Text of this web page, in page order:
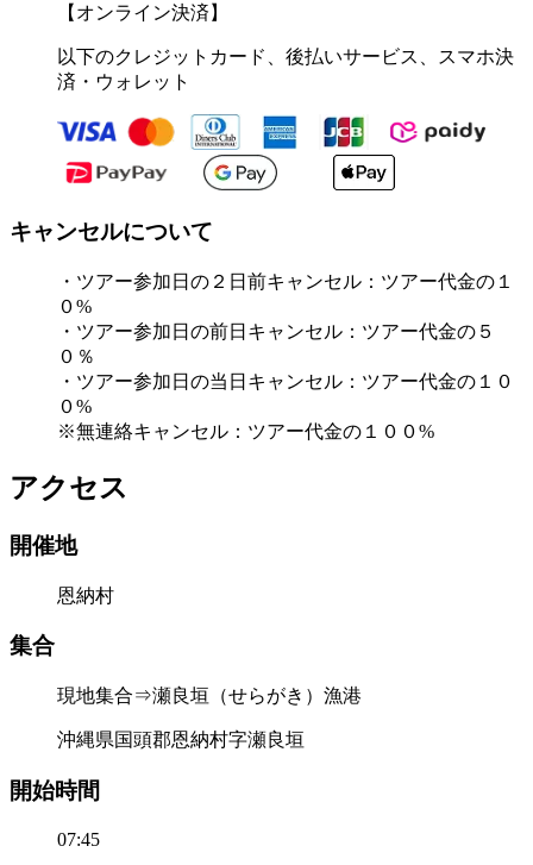
【オンライン決済】
以下のクレジットカード、後払いサービス、スマホ決
済・ウォレット
キャンセルについて
・ツアー参加日の２日前キャンセル：ツアー代金の１
０%
・ツアー参加日の前日キャンセル：ツアー代金の５
０％
・ツアー参加日の当日キャンセル：ツアー代金の１０
０%
※無連絡キャンセル：ツアー代金の１００%
アクセス
開催地
恩納村
集合
現地集合⇒瀬良垣（せらがき）漁港
沖縄県国頭郡恩納村字瀬良垣
開始時間
07:45